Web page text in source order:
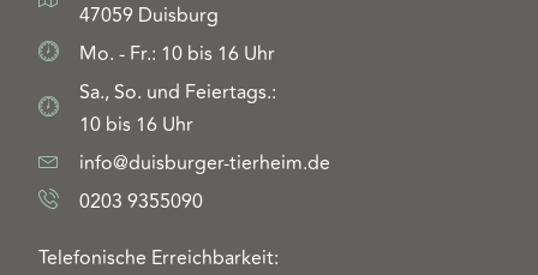
47059 Duisburg
Mo. - Fr.: 10 bis 16 Uhr
Sa., So. und Feiertags.:
10 bis 16 Uhr
info@duisburger-tierheim.de
0203 9355090
Telefonische Erreichbarkeit: